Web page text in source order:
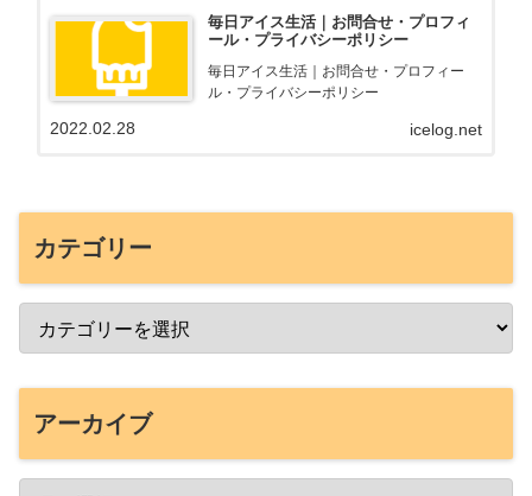
毎日アイス生活｜お問合せ・プロフィ
ール・プライバシーポリシー
毎日アイス生活｜お問合せ・プロフィー
ル・プライバシーポリシー
icelog.net
2022.02.28
カテゴリー
アーカイブ